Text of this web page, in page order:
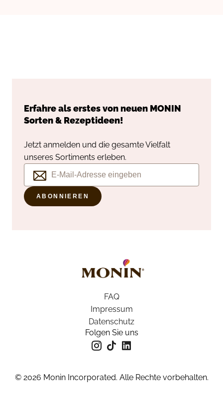
Erfahre als erstes von neuen MONIN
Sorten & Rezeptideen!
Jetzt anmelden und die gesamte Vielfalt
unseres Sortiments erleben.
ABONNIEREN
FAQ
Impressum
Datenschutz
Folgen Sie uns
© 2026 Monin Incorporated. Alle Rechte vorbehalten.